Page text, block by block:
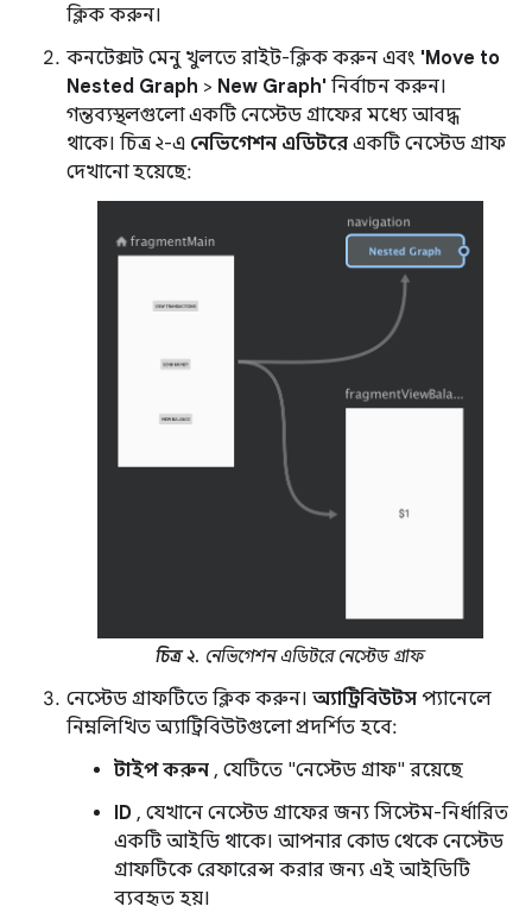
ক্লিক করুন।
কনটেক্সট মেনু খুলতে রাইট-ক্লিক করুন এবং 'Move to
Nested Graph > New Graph' নির্বাচন করুন।
গন্তব্যস্থলগুলো একটি নেস্টেড গ্রাফের মধ্যে আবদ্ধ
থাকে। চিত্র ২-এ নেভিগেশন এডিটরে একটি নেস্টেড গ্রাফ
দেখানো হয়েছে:
চিত্র ২. নেভিগেশন এডিটরে নেস্টেড গ্রাফ
নেস্টেড গ্রাফটিতে ক্লিক করুন। অ্যাট্রিবিউটস প্যানেলে
নিম্নলিখিত অ্যাট্রিবিউটগুলো প্রদর্শিত হবে:
টাইপ করুন , যেটিতে "নেস্টেড গ্রাফ" রয়েছে
ID , যেখানে নেস্টেড গ্রাফের জন্য সিস্টেম-নির্ধারিত
একটি আইডি থাকে। আপনার কোড থেকে নেস্টেড
গ্রাফটিকে রেফারেন্স করার জন্য এই আইডিটি
ব্যবহৃত হয়।